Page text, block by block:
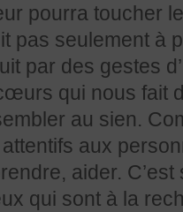
pourra toucher
pas seulement à
par des gestes
qui nous fait
au sien.
aux
aider.
qui sont à la